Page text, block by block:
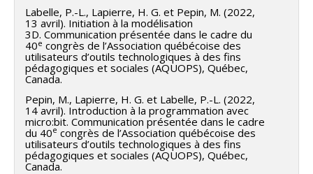
Labelle, P.-L., Lapierre, H. G. et Pepin, M. (2022,
13 avril). Initiation à la modélisation
3D. Communication présentée dans le cadre du
40e congrès de l’Association québécoise des
utilisateurs d’outils technologiques à des fins
pédagogiques et sociales (AQUOPS), Québec,
Canada.
Pepin, M., Lapierre, H. G. et Labelle, P.-L. (2022,
14 avril). Introduction à la programmation avec
micro:bit. Communication présentée dans le cadre
du 40e congrès de l’Association québécoise des
utilisateurs d’outils technologiques à des fins
pédagogiques et sociales (AQUOPS), Québec,
Canada.